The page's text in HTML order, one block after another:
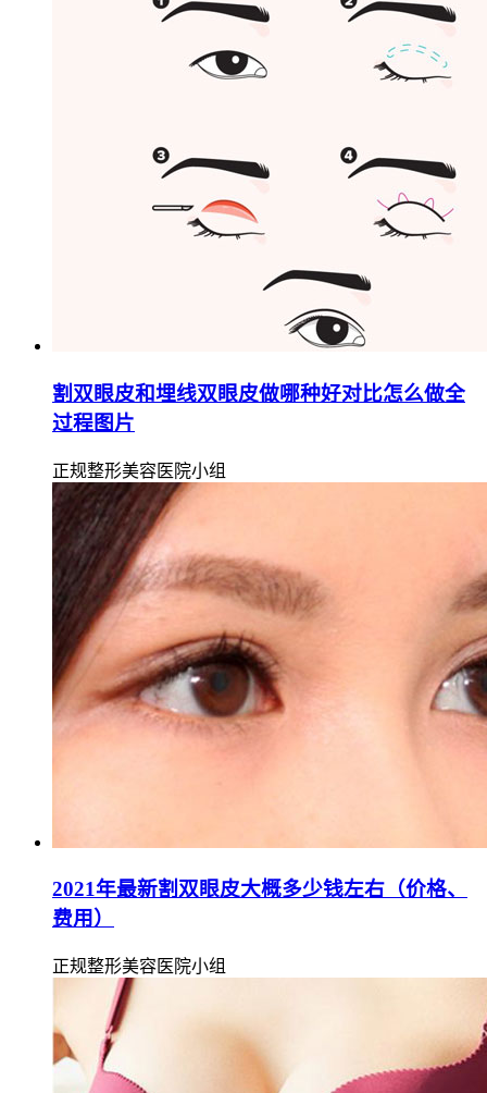
割双眼皮和埋线双眼皮做哪种好对比怎么做全
过程图片
正规整形美容医院小组
2021年最新割双眼皮大概多少钱左右（价格、
费用）
正规整形美容医院小组